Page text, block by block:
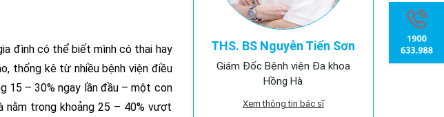
đình có thể biết mình có thai hay
thống kê từ nhiều bệnh viện điều
15 – 30% ngay lần đầu – một con
trong khoảng 25 – 40% vượt
THS. BS Nguyễn Tiến Sơn
Giám Đốc Bệnh viện Đa khoa
Hồng Hà
Xem thông tin bác sĩ